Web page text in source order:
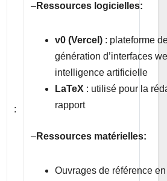
:
–Ressources logicielles:
v0 (Vercel) : plateforme
génération d’interfaces
intelligence artificielle
LaTeX : utilisé pour la
rapport
–Ressources matérielles:
Ouvrages de référence